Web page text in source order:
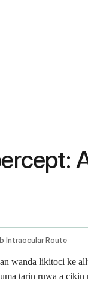
Intraocular Route
wanda likitoci ke
tarin ruwa a